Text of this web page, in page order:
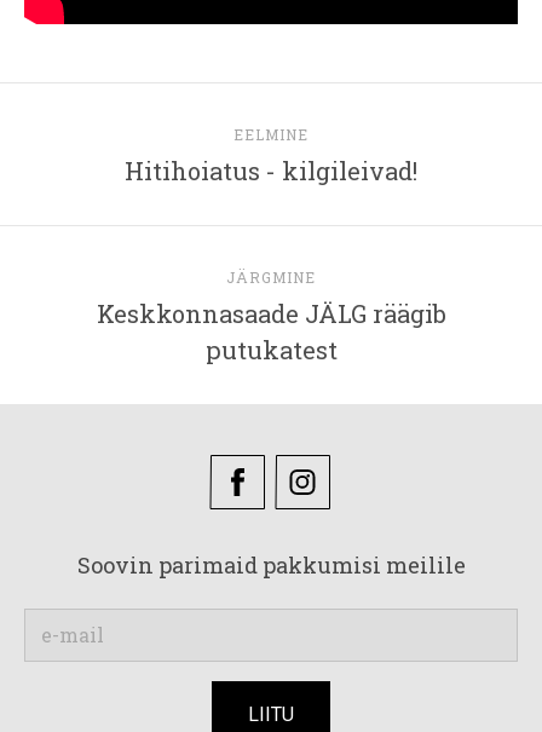
EELMINE
Hitihoiatus - kilgileivad!
JÄRGMINE
Keskkonnasaade JÄLG räägib
putukatest
Soovin parimaid pakkumisi meilile